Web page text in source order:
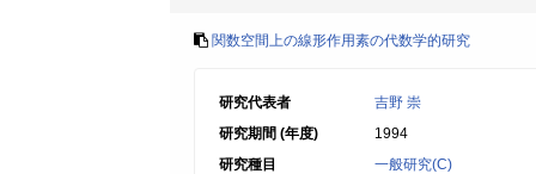
関数空間上の線形作用素の代数学的研究
研究代表者
吉野 崇
研究期間 (年度)
1994
研究種目
一般研究(C)